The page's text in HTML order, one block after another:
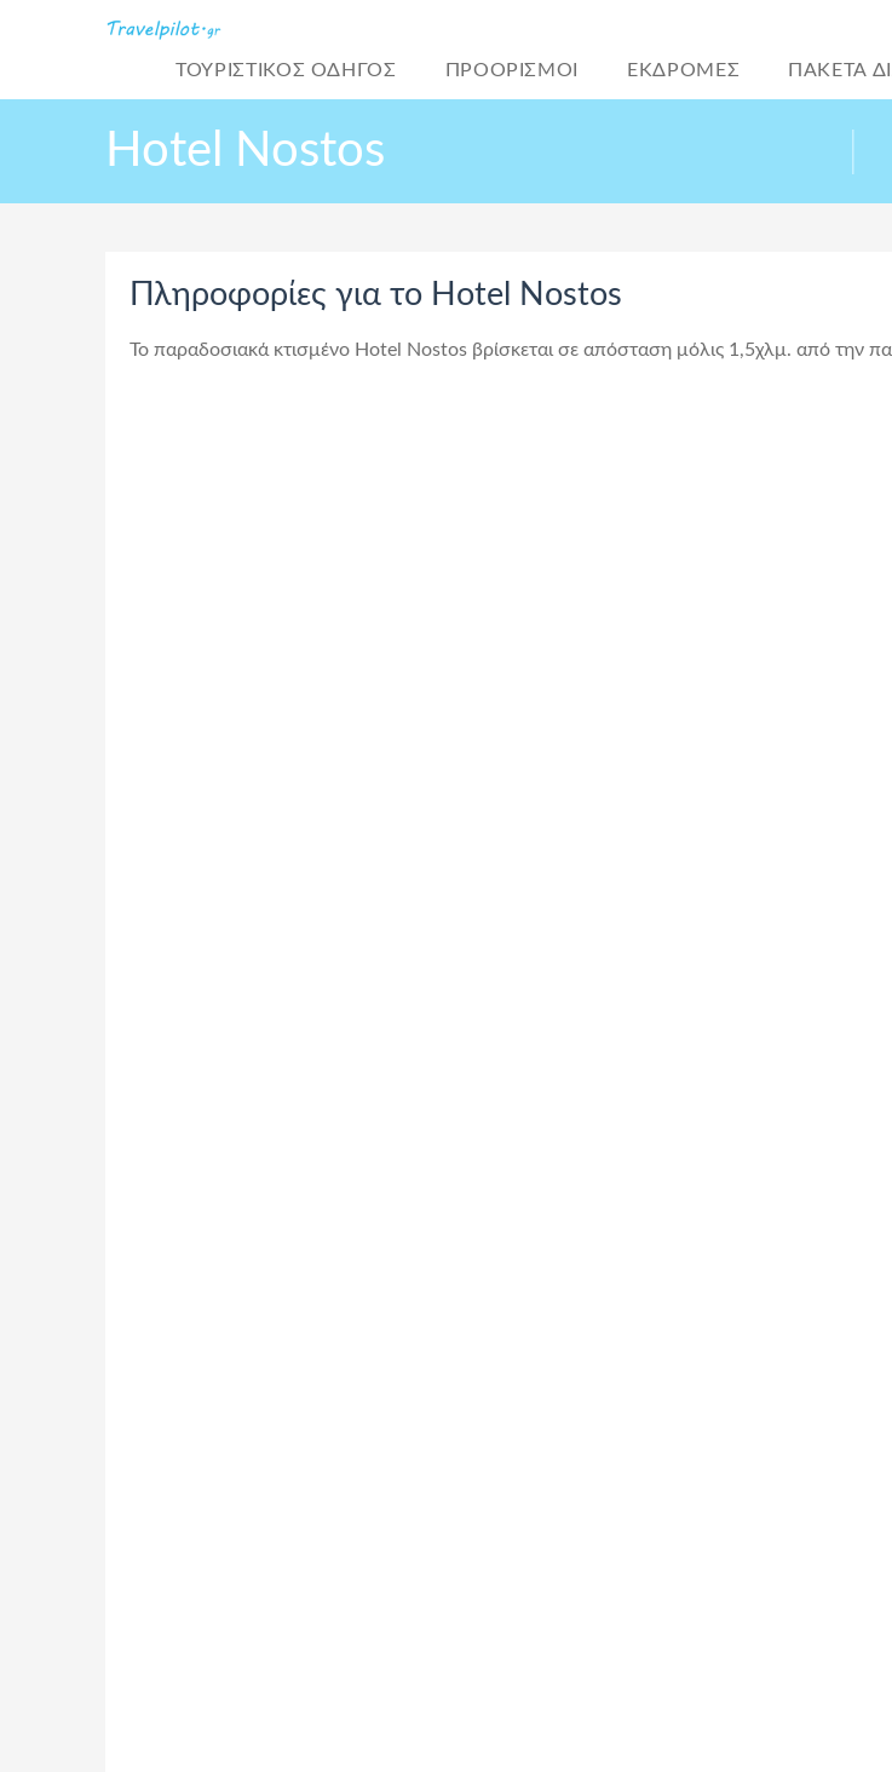
ΤΟΥΡΙΣΤΙΚΌΣ ΟΔΗΓΟΣ ΠΡΟΟΡΙΣΜΟΙ ΕΚΔΡΟΜΕΣ ΠΑΚΕΤΑ
Hotel Nostos
Πληροφορίες για το Hotel Nostos
Το παραδοσιακά κτισμένο Hotel Nostos βρίσκεται σε απόσταση μόλις 1,5χλμ. από την